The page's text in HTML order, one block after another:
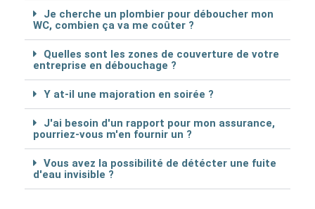
Je cherche un plombier pour déboucher mon
WC, combien ça va me coûter ?
Quelles sont les zones de couverture de votre
entreprise en débouchage ?
Y at-il une majoration en soirée ?
J'ai besoin d'un rapport pour mon assurance,
pourriez-vous m'en fournir un ?
Vous avez la possibilité de détécter une fuite
d'eau invisible ?